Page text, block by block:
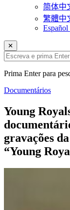
简体中
繁體中
✕
Prima Enter para
Documentários
Young
gravações
“Young